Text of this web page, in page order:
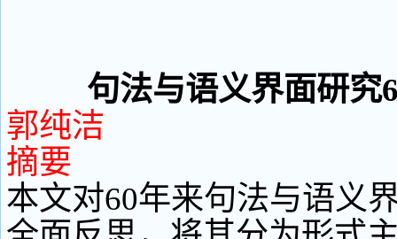
句法与语义界面研究
郭纯洁
摘要
本文对60年来句法与语义